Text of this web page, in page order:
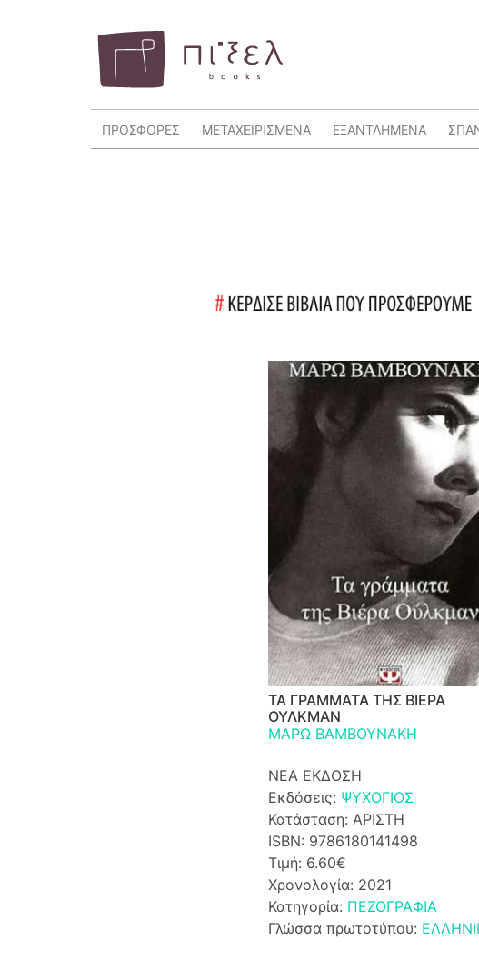
ΠΡΟΣΦΟΡΕΣ ΜΕΤΑΧΕΙΡΙΣΜΕΝΑ ΕΞΑΝΤΛΗΜΕΝΑ
ΤΑ ΓΡΑΜΜΑΤΑ ΤΗΣ ΒΙΕΡΑ
ΟΥΛΚΜΑΝ
ΜΑΡΩ ΒΑΜΒΟΥΝΑΚΗ
ΝΕΑ ΕΚΔΟΣΗ
Εκδόσεις: ΨΥΧΟΓΙΟΣ
Κατάσταση: ΑΡΙΣΤΗ
ISBN: 9786180141498
Τιμή: 6.60€
Χρονολογία: 2021
Κατηγορία: ΠΕΖΟΓΡΑΦΙΑ
Γλώσσα πρωτοτύπου: